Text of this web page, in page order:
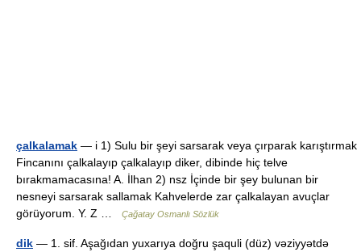
çalkalamak — i 1) Sulu bir şeyi sarsarak veya çırparak karıştırmak
Fincanını çalkalayıp çalkalayıp diker, dibinde hiç telve
bırakmamacasına! A. İlhan 2) nsz İçinde bir şey bulunan bir
nesneyi sarsarak sallamak Kahvelerde zar çalkalayan avuçlar
görüyorum. Y. Z …
Çağatay Osmanlı Sözlük
dik — 1. sif. Aşağıdan yuxarıya doğru şaquli (düz) vəziyyətdə